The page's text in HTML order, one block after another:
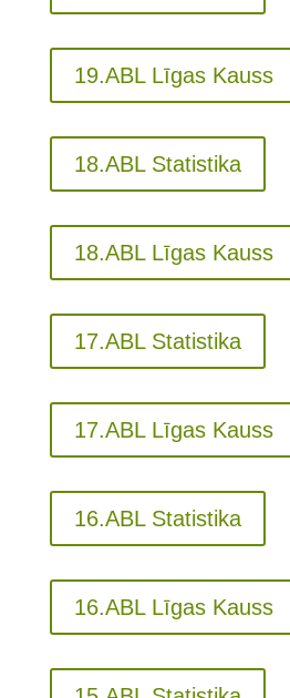
19.ABL Līgas Kauss
18.ABL Statistika
18.ABL Līgas Kauss
17.ABL Statistika
17.ABL Līgas Kauss
16.ABL Statistika
16.ABL Līgas Kauss